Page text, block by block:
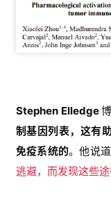
彩
活
D
投
融
资
Stephen Elledge
制基因列表，这有
免疫系统的。他说
逃避，而发现这些